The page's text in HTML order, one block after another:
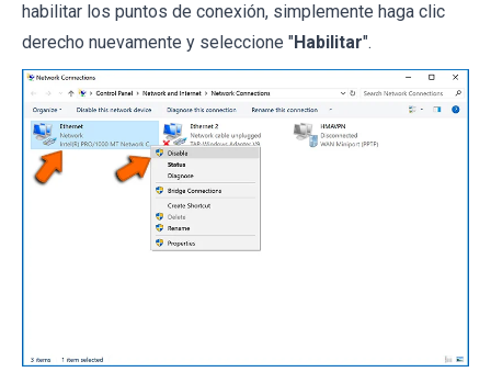
habilitar los puntos de conexión, simplemente haga clic
derecho nuevamente y seleccione "Habilitar".